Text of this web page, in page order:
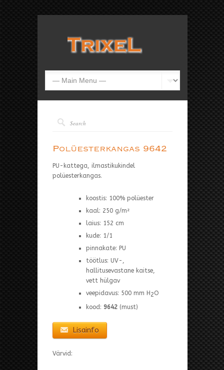
Polüesterkangas 9642
PU-kattega, ilmastikukindel
polüesterkangas.
koostis: 100% polüester
kaal: 250 g/m²
laius: 152 cm
kude: 1/1
pinnakate: PU
töötlus: UV-,
hallitusevastane kaitse,
vett hülgav
veepidavus: 500 mm H 2O
kood: 9642 (must)
Lisainfo
Värvid: